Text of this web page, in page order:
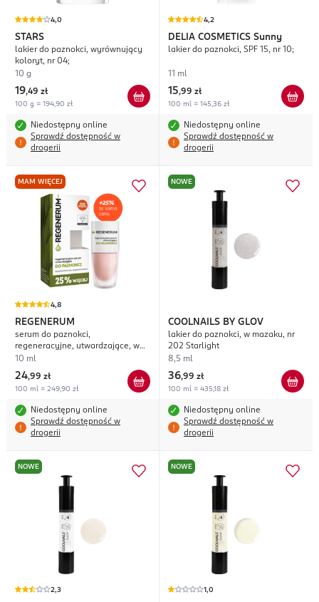
4,0
STARS
lakier do paznokci, wyrównujący
koloryt, nr 04;
10 g
19,49 zł
100 g = 194,90 zł
Niedostępny online
Sprawdź dostępność w
drogerii
4,2
DELIA COSMETICS Sunny
lakier do paznokci, SPF 15, nr 10;
11 ml
15,99 zł
100 ml = 145,36 zł
Niedostępny online
Sprawdź dostępność w
drogerii
MAM WIĘCEJ
4,8
REGENERUM
serum do paznokci,
regeneracyjne, utwardzające, w
lakierze
10 ml
24,99 zł
100 ml = 249,90 zł
Niedostępny online
Sprawdź dostępność w
drogerii
NOWE
COOLNAILS BY GLOV
lakier do paznokci, w mazaku, nr
202 Starlight
8,5 ml
36,99 zł
100 ml = 435,18 zł
Niedostępny online
Sprawdź dostępność w
drogerii
NOWE
2,3
NOWE
1,0